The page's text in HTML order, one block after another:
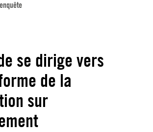
se dirige vers
de la
sur